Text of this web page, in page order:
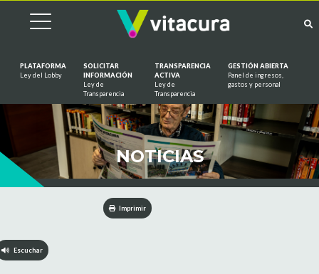
PLATAFORMA
Ley del Lobby
SOLICITAR
INFORMACIÓN
Ley de
Transparencia
TRANSPARENCIA
ACTIVA
Ley de
Transparencia
GESTIÓN ABIERTA
Panel de ingresos,
gastos y personal
NOTICIAS
Imprimir
Escuchar